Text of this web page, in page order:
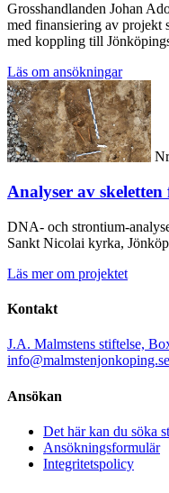
Grosshandlanden Johan
med finansiering av projekt
med koppling till
Läs om ansökningar
Analyser av
DNA- och strontium-
Sankt Nicolai kyrka,
Läs mer om projektet
Kontakt
J.A. Malmstens stiftelse,
info@malmstenjonkoping.se
Ansökan
Det här kan du söka
Ansökningsformulär
Integritetspolicy